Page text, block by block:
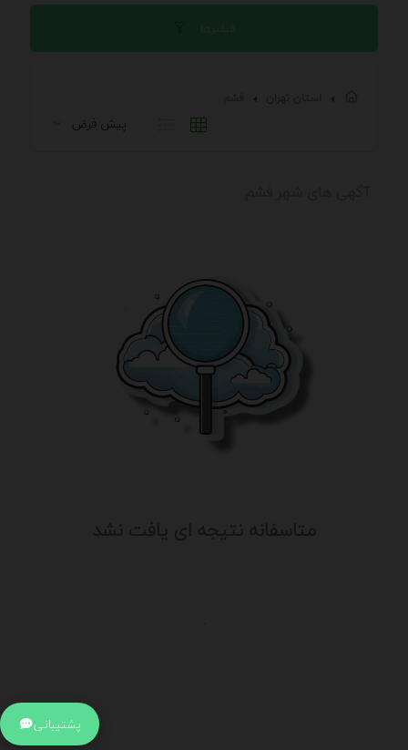
پشتیبانی
جهت ارتباط با پشتیبانی بر روی آیکن کنار صفحه سایت
.